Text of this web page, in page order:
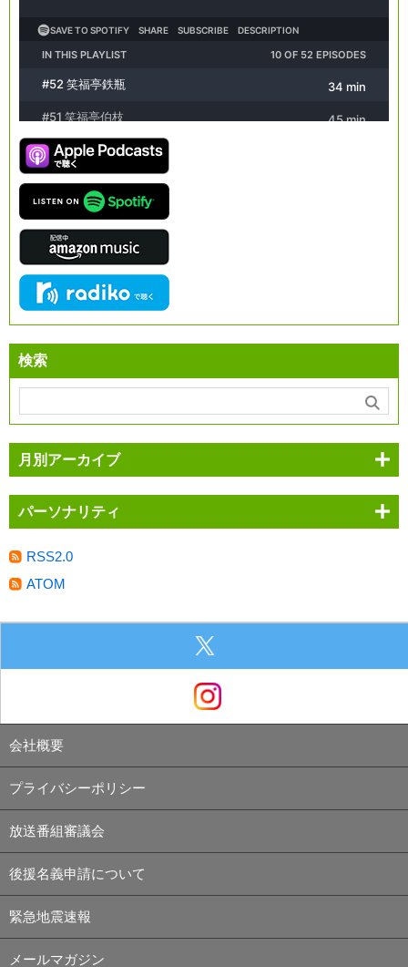
検索
月別アーカイブ
パーソナリティ
RSS2.0
ATOM
会社概要
プライバシーポリシー
放送番組審議会
後援名義申請について
緊急地震速報
メールマガジン